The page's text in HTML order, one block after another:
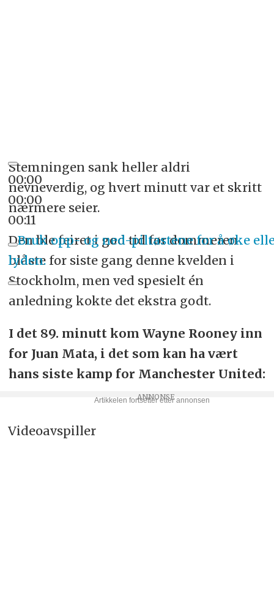
00:00
00:00
00:11
Bruk opp- og ned-piltastene for å øke
lyden.
Stemningen sank heller aldri
nevneverdig, og hvert minutt var et skritt
nærmere seier.
Den ble feiret i god tid før dommeren
blåste for siste gang denne kvelden i
Stockholm, men ved spesielt én
anledning kokte det ekstra godt.
I det 89. minutt kom Wayne Rooney inn
for Juan Mata, i det som kan ha vært
hans siste kamp for Manchester United:
Videoavspiller